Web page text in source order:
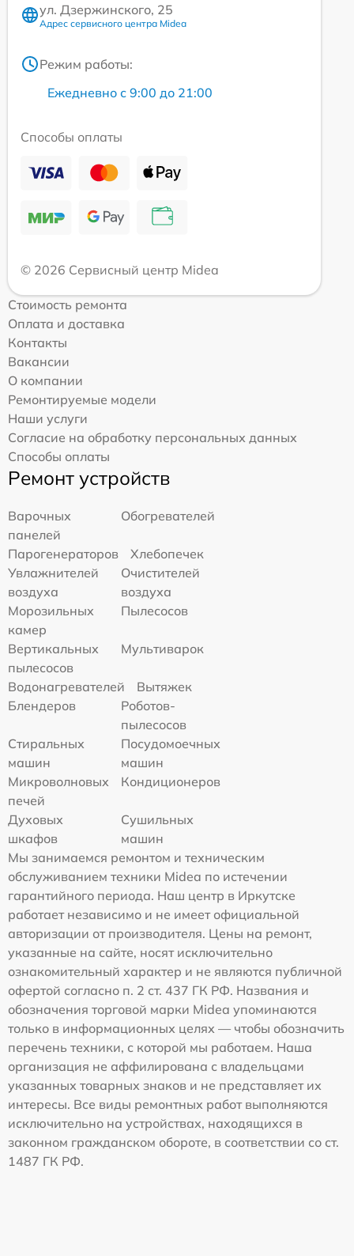
ул. Дзержинского, 25
Адрес сервисного центра Midea
Режим работы:
Ежедневно с 9:00 до 21:00
Способы оплаты
© 2026 Сервисный центр Midea
Стоимость ремонта
Оплата и доставка
Контакты
Вакансии
О компании
Ремонтируемые модели
Наши услуги
Согласие на обработку персональных данных
Способы оплаты
Ремонт устройств
Варочных
панелей
Обогревателей
Парогенераторов
Хлебопечек
Увлажнителей
воздуха
Очистителей
воздуха
Морозильных
камер
Пылесосов
Вертикальных
пылесосов
Мультиварок
Водонагревателей
Вытяжек
Блендеров
Роботов-
пылесосов
Стиральных
машин
Посудомоечных
машин
Микроволновых
печей
Кондиционеров
Духовых
шкафов
Сушильных
машин
Мы занимаемся ремонтом и техническим
обслуживанием техники Midea по истечении
гарантийного периода. Наш центр в Иркутске
работает независимо и не имеет официальной
авторизации от производителя. Цены на ремонт,
указанные на сайте, носят исключительно
ознакомительный характер и не являются публичной
офертой согласно п. 2 ст. 437 ГК РФ. Названия и
обозначения торговой марки Midea упоминаются
только в информационных целях — чтобы обозначить
перечень техники, с которой мы работаем. Наша
организация не аффилирована с владельцами
указанных товарных знаков и не представляет их
интересы. Все виды ремонтных работ выполняются
исключительно на устройствах, находящихся в
законном гражданском обороте, в соответствии со ст.
1487 ГК РФ.